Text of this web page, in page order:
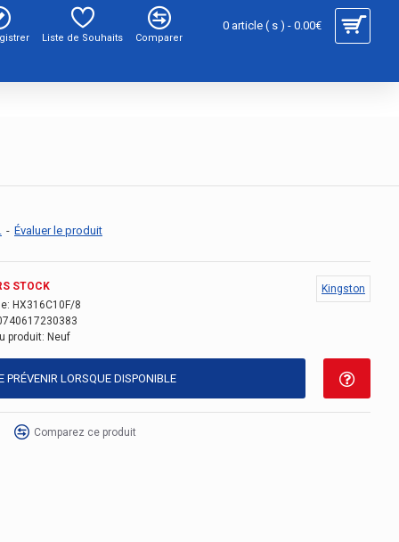
Liste de Souhaits Comparer
0 article ( s ) - 0.00€
- Évaluer le produit
STOCK
HX316C10F/8
produit: Neuf
Kingston
PRÉVENIR LORSQUE DISPONIBLE
Comparez ce produit